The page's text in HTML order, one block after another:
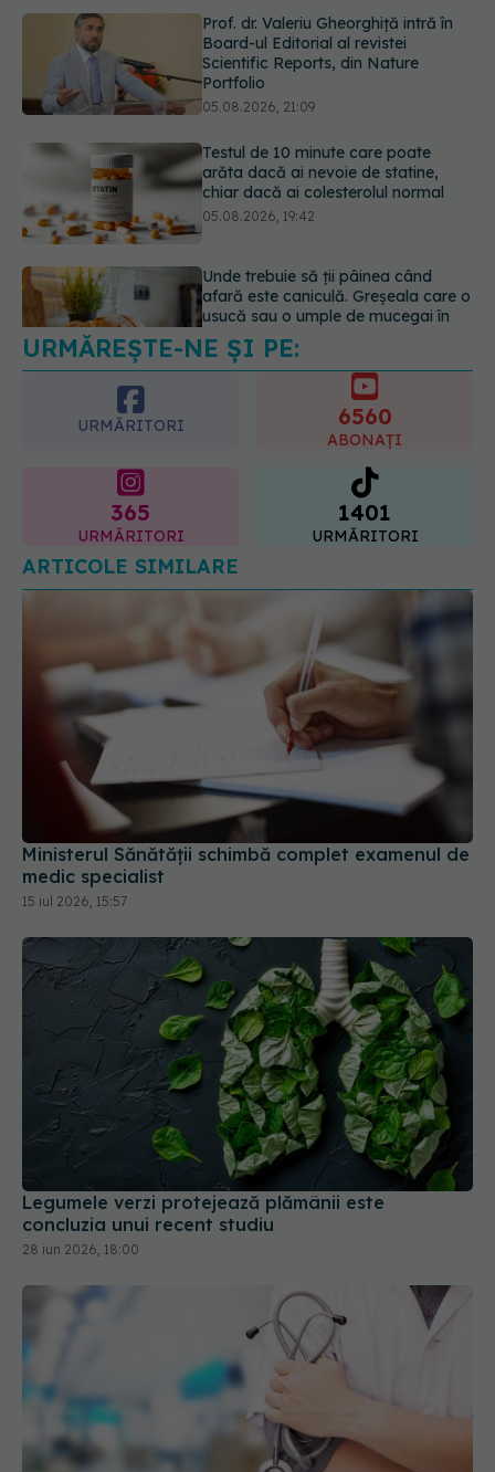
Testul de 10 minute care poate
arăta dacă ai nevoie de statine,
chiar dacă ai colesterolul normal
05.08.2026, 19:42
Unde trebuie să ții pâinea când
afară este caniculă. Greșeala care o
usucă sau o umple de mucegai în
doar câteva zile
Adevărul despre tratamentul cu
doze mari de Vitamina D în cancerul
06.08.2026, 08:06
URMĂREȘTE-NE ȘI PE:
URMĂRITORI
ABONAȚI
URMĂRITORI
1401
URMĂRITORI
ARTICOLE SIMILARE
Ministerul Sănătății schimbă complet examenul de
medic specialist
15 iul 2026, 15:57
Legumele verzi protejează plămânii este
concluzia unui recent studiu
28 iun 2026, 18:00